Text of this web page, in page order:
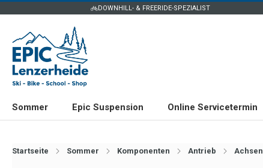
DOWNHILL- & FREERIDE-SPEZIALIST
Sommer Epic Suspension Online Servicetermin
Startseite Sommer Komponenten Antrieb Achsen